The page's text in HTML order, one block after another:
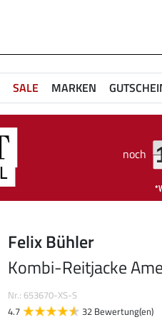
SALE MARKEN
noch
Felix Bühler
Kombi-Reitjacke
Nr.: 653670-XS-S
4.7
32 Bewertung(en)